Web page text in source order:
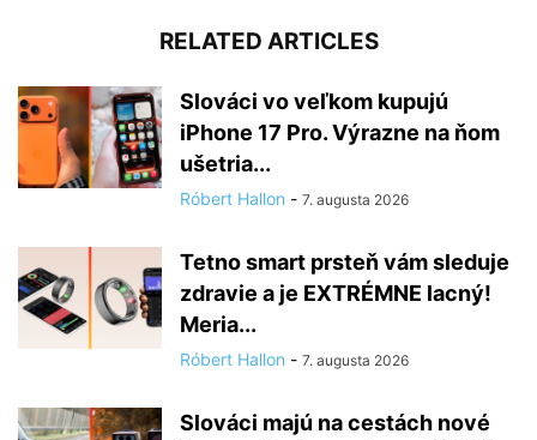
RELATED ARTICLES
Slováci vo veľkom kupujú
iPhone 17 Pro. Výrazne na ňom
ušetria...
Róbert Hallon - 7. augusta 2026
Tetno smart prsteň vám sleduje
zdravie a je EXTRÉMNE lacný!
Meria...
Róbert Hallon - 7. augusta 2026
Slováci majú na cestách nové